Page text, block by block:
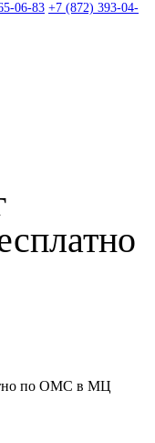
06-83 +7 (872) 393-04-
по ОМС в МЦ